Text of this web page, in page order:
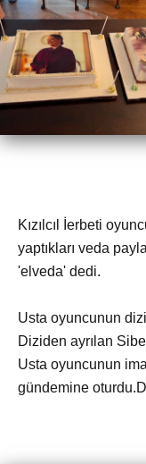
Kızılcıl İerbeti
yaptıkları veda
'elveda' dedi.
Usta oyuncunun
Diziden ayrılan
Usta oyuncunun
gündemine